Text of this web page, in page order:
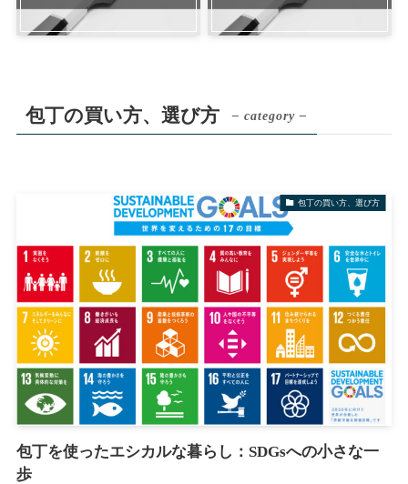
包丁の買い方、選び方 – category –
包丁の買い方、選び方
包丁を使ったエシカルな暮らし：SDGsへの小さな一
歩